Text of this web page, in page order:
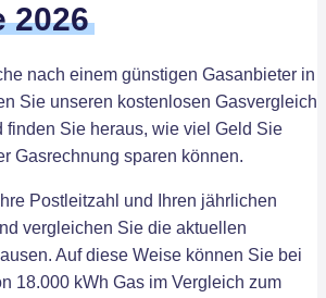
2026
nach einem günstigen Gasanbieter in
Sie unseren kostenlosen Gasvergleich
finden Sie heraus, wie viel Geld Sie
Gasrechnung sparen können.
Postleitzahl und Ihren jährlichen
vergleichen Sie die aktuellen
Auf diese Weise können Sie bei
18.000 kWh Gas im Vergleich zum